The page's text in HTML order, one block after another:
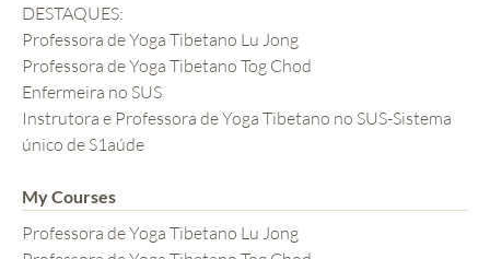
DESTAQUES:
Professora de Yoga Tibetano Lu Jong
Professora de Yoga Tibetano Tog Chod
Enfermeira no SUS
Instrutora e Professora de Yoga Tibetano no SUS-Sistema
único de S1aúde
My Courses
Professora de Yoga Tibetano Lu Jong